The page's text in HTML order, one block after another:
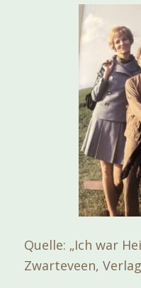
Quelle: „Ich war
Zwarteveen,